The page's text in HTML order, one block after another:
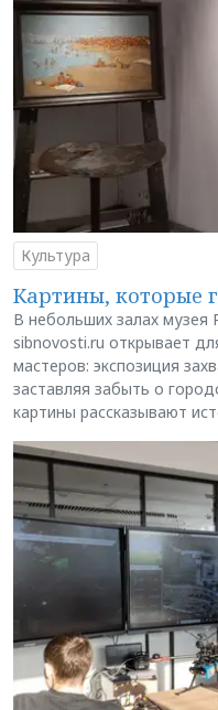
Культура
Картины, которые
В небольших залах музея
sibnovosti.ru открывает
мастеров: экспозиция
заставляя забыть о
картины рассказывают